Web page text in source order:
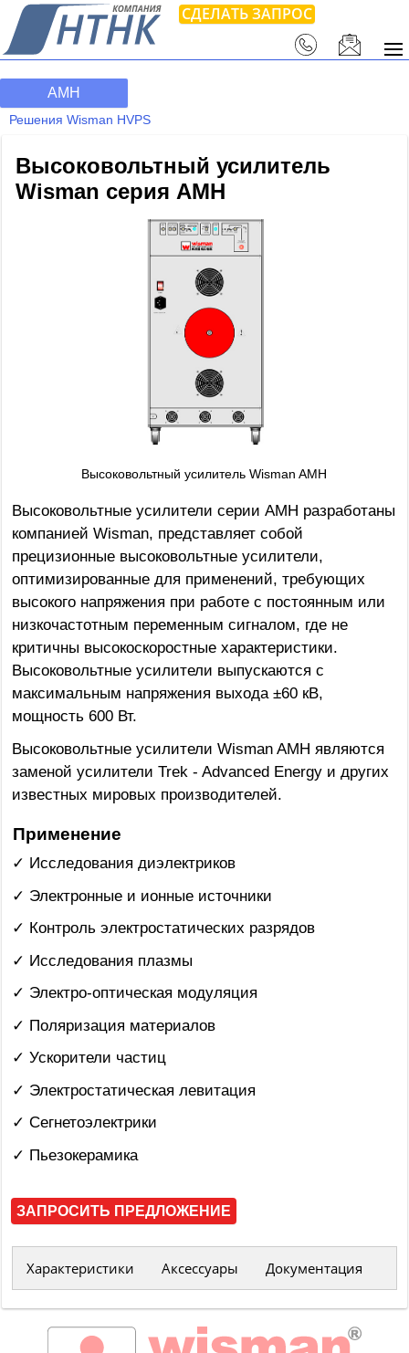
СДЕЛАТЬ ЗАПРОС
AMH
Решения Wisman HVPS
Высоковольтный усилитель
Wisman серия AMH
Высоковольтный усилитель Wisman AMH
Высоковольтные усилители серии AMH разработаны
компанией Wisman, представляет собой
прецизионные высоковольтные усилители,
оптимизированные для применений, требующих
высокого напряжения при работе с постоянным или
низкочастотным переменным сигналом, где не
критичны высокоскоростные характеристики.
Высоковольтные усилители выпускаются с
максимальным напряжения выхода ±60 кВ,
мощность 600 Вт.
Высоковольтные усилители Wisman AMH являются
заменой усилители Trek - Advanced Energy и других
известных мировых производителей.
Применение
✓ Исследования диэлектриков
✓ Электронные и ионные источники
✓ Контроль электростатических разрядов
✓ Исследования плазмы
✓ Электро-оптическая модуляция
✓ Поляризация материалов
✓ Ускорители частиц
✓ Электростатическая левитация
✓ Сегнетоэлектрики
✓ Пьезокерамика
ЗАПРОСИТЬ ПРЕДЛОЖЕНИЕ
Характеристики Аксессуары Документация